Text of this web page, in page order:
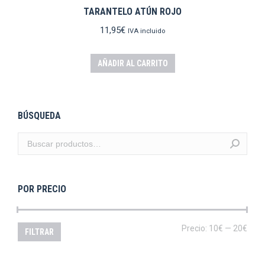
TARANTELO ATÚN ROJO
11,95€ IVA incluido
AÑADIR AL CARRITO
BÚSQUEDA
POR PRECIO
FILTRAR Precio: 10€ — 20€